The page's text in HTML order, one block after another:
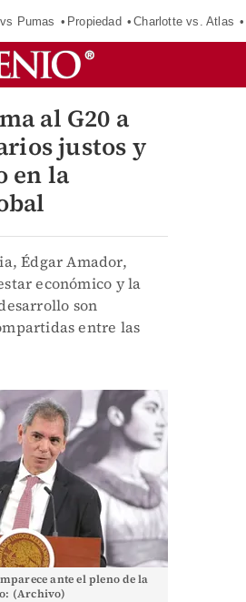
Pumas Propiedad Charlotte vs. Atlas
al G20 a
justos y
en la
Édgar Amador,
económico y la
son
entre las
ante el pleno de la
(Archivo)